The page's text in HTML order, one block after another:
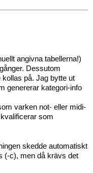
angivna tabellerna!)
Dessutom
på. Jag bytte ut
genererar kategori-info
varken not- eller midi-
som
skedde automatiskt
(-c), men då krävs det